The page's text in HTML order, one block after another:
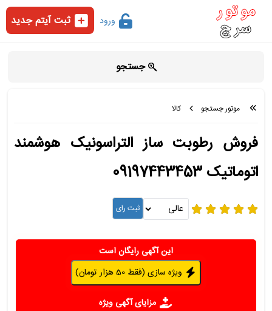
ورود ثبت آیتم جدید
جستجو
موتور جستجو کالا
فروش رطوبت ساز التراسونیک هوشمند
اتوماتیک 09197443453
این آگهی رایگان است
ویژه سازی (فقط 50 هزار تومان)
مزایای آگهی ویژه